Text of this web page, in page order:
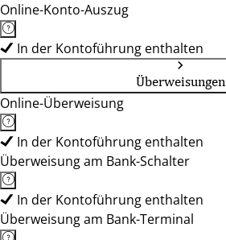
Online-Konto-Auszug
In der Kontoführung enthalten
Überweisungen
Online-Überweisung
In der Kontoführung enthalten
Überweisung am Bank-Schalter
In der Kontoführung enthalten
Überweisung am Bank-Terminal